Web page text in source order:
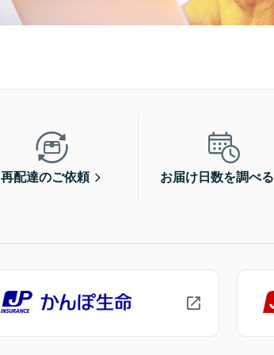
再配達のご依頼 お届け日数を調べる